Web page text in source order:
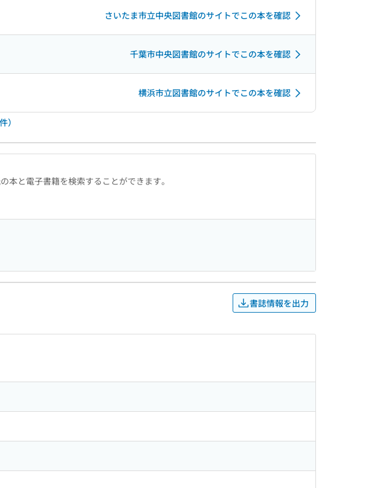
さいたま市立中央図書館のサイトでこの本を確認
千葉市中央図書館のサイトでこの本を確認
横浜市立図書館のサイトでこの本を確認
）
本と電子書籍を検索することができます。
書誌情報を出力